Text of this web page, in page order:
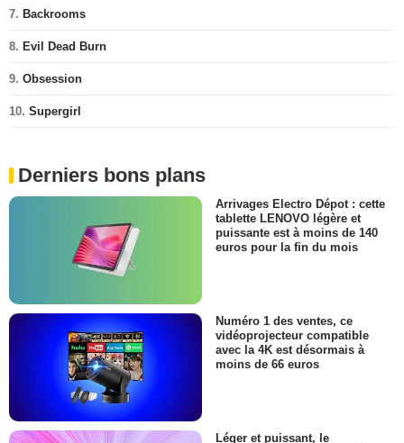
7. Backrooms
8. Evil Dead Burn
9. Obsession
10. Supergirl
Derniers bons plans
Arrivages Electro Dépot : cette
tablette LENOVO légère et
puissante est à moins de 140
euros pour la fin du mois
Numéro 1 des ventes, ce
vidéoprojecteur compatible
avec la 4K est désormais à
moins de 66 euros
Léger et puissant, le